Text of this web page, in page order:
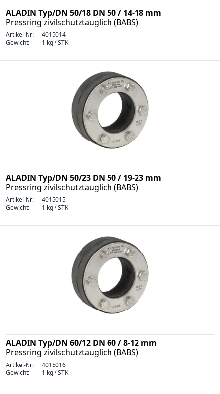
ALADIN Typ/DN 50/18 DN 50 / 14-18 mm
Pressring zivilschutztauglich (BABS)
Artikel-Nr:
4015014
Gewicht:
1 kg / STK
ALADIN Typ/DN 50/23 DN 50 / 19-23 mm
Pressring zivilschutztauglich (BABS)
Artikel-Nr:
4015015
Gewicht:
1 kg / STK
ALADIN Typ/DN 60/12 DN 60 / 8-12 mm
Pressring zivilschutztauglich (BABS)
Artikel-Nr:
4015016
Gewicht:
1 kg / STK